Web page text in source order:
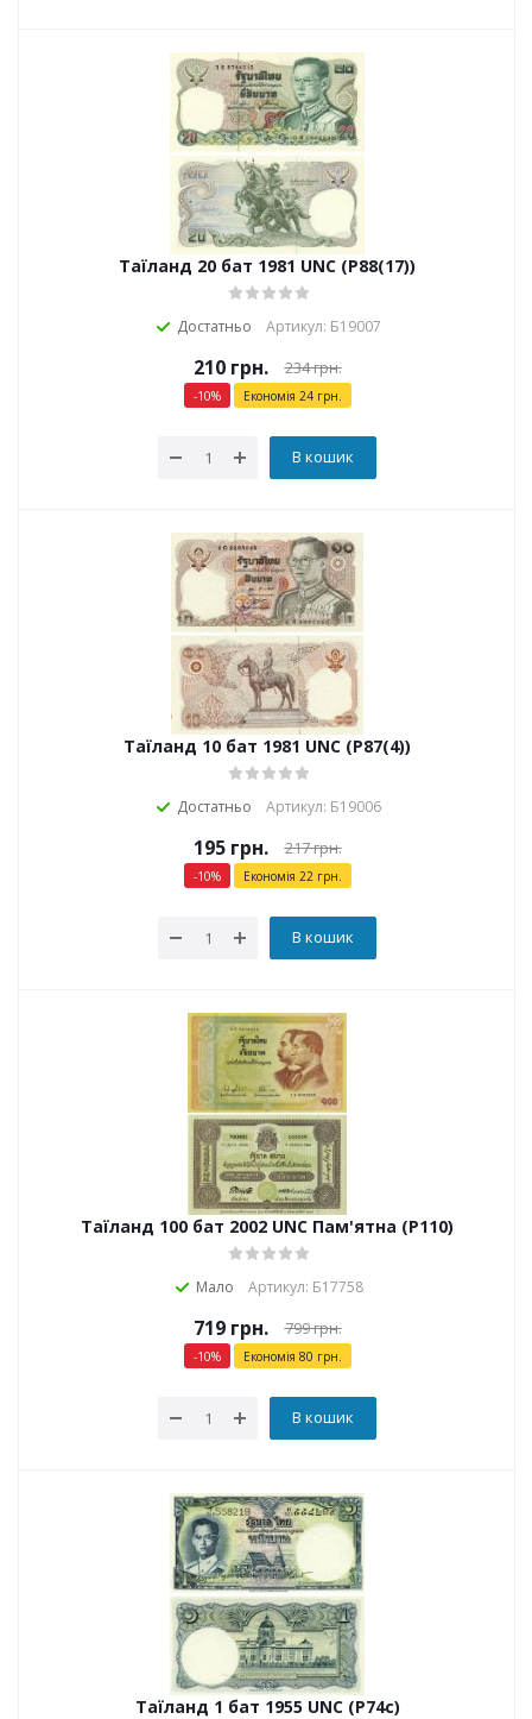
Таїланд 20 бат 1981 UNC (P88(17))
Достатньо Артикул: Б19007
210грн. 234грн.
-10% Економія 24грн.
В кошик
Таїланд 10 бат 1981 UNC (P87(4))
Достатньо Артикул: Б19006
195грн. 217грн.
-10% Економія 22грн.
В кошик
Таїланд 100 бат 2002 UNC Пам'ятна (P110)
Мало Артикул: Б17758
719грн. 799грн.
-10% Економія 80 грн.
В кошик
Таїланд 1 бат 1955 UNC (P74c)